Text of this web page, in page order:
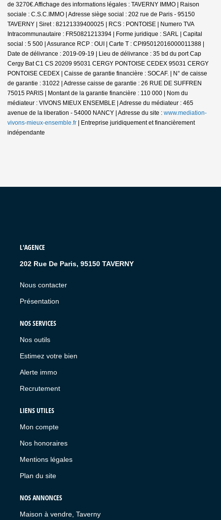
de 3270€. Affichage des informations légales : TAVERNY IMMO | Raison
sociale : C.S.C.IMMO | Adresse siège social : 202 rue de Paris - 95150
TAVERNY | Siret : 82121339400025 | RCS : PONTOISE | Numero TVA
Intracommunautaire : FR50821213394 | Forme juridique : SARL | Capital
social : 5 500 | Assurance RCP : OUI | Carte T : CPI95012016000011388 |
Date de délivrance : 2019-09-19 | Lieu de délivrance : 35 bd du port Cap
Cergy Bat C1 CS 20209 95031 CERGY PONTOISE CEDEX 95031 CERGY
PONTOISE CEDEX | Caisse de garantie financière : SOCAF. | N° de caisse
de garantie : 31022 | Adresse caisse de garantie : 26 RUE DE SUFFREN
75015 PARIS | Montant de la garantie financière : 110 000 | Nom du
médiateur : VIVONS MIEUX ENSEMBLE | Adresse du médiateur : 465
avenue de la liberation - 54000 NANCY | Adresse du site : www.mediation-
vivons-mieux-ensemble.fr | Entreprise juridiquement et financièrement
indépendante
L'AGENCE
202 Rue De Paris, 95150 TAVERNY
Nous contacter
Présentation
NOS SERVICES
Nos outils
Estimez votre bien
Alerte immo
Recrutement
LIENS UTILES
Mon compte
Nos honoraires
Mentions légales
Plan du site
NOS ANNONCES
Maison à vendre, Taverny